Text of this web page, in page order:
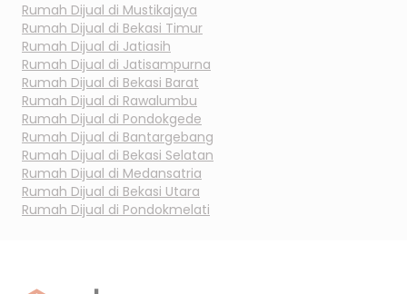
Rumah Dijual di Mustikajaya
Rumah Dijual di Bekasi Timur
Rumah Dijual di Jatiasih
Rumah Dijual di Jatisampurna
Rumah Dijual di Bekasi Barat
Rumah Dijual di Rawalumbu
Rumah Dijual di Pondokgede
Rumah Dijual di Bantargebang
Rumah Dijual di Bekasi Selatan
Rumah Dijual di Medansatria
Rumah Dijual di Bekasi Utara
Rumah Dijual di Pondokmelati